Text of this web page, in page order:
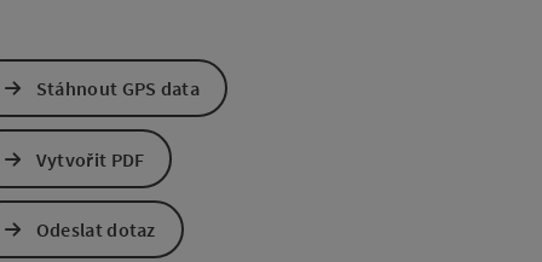
Stáhnout GPS data
Vytvořit PDF
Odeslat dotaz